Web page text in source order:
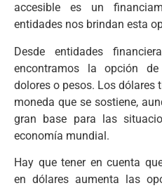
accesible es un
entidades nos brindan esta
Desde entidades
encontramos la opción
dolores o pesos. Los dólares
moneda que se sostiene,
gran base para las
economía mundial.
Hay que tener en cuenta
en dólares aumenta las